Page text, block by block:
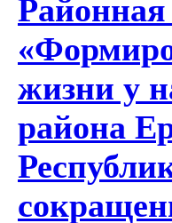
жизни у
района